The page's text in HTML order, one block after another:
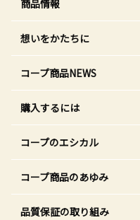
商品情報
想いをかたちに
コープ商品NEWS
購入するには
コープのエシカル
コープ商品のあゆみ
品質保証の取り組み